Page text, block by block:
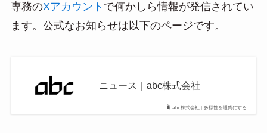
専務のXアカウント で何かしら情報が発信されてい
ます。公式なお知らせは以下のページです。
abc株式会社 | 多様性を通貨にする…
ニュース｜abc株式会社